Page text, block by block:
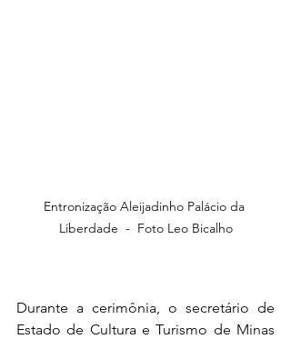
Entronização Aleijadinho Palácio da
Liberdade  -  Foto Leo Bicalho
Durante a cerimônia, o secretário de
Estado de Cultura e Turismo de Minas